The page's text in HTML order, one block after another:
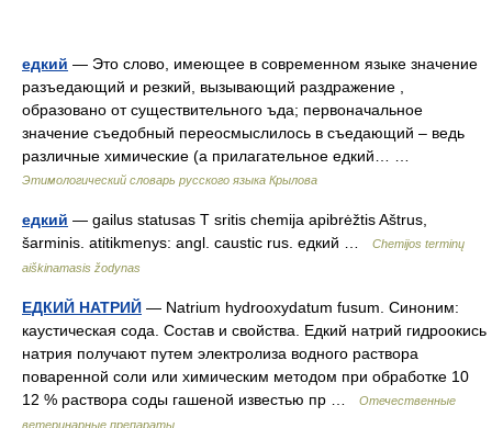
едкий — Это слово, имеющее в современном языке значение
разъедающий и резкий, вызывающий раздражение ,
образовано от существительного ъда; первоначальное
значение съедобный переосмыслилось в съедающий – ведь
различные химические (а прилагательное едкий… …
Этимологический словарь русского языка Крылова
едкий — gailus statusas T sritis chemija apibrėžtis Aštrus,
šarminis. atitikmenys: angl. caustic rus. едкий …
Chemijos terminų
aiškinamasis žodynas
ЕДКИЙ НАТРИЙ — Natrium hydrooxydatum fusum. Синоним:
каустическая сода. Состав и свойства. Едкий натрий гидроокись
натрия получают путем электролиза водного раствора
поваренной соли или химическим методом при обработке 10
12 % раствора соды гашеной известью пр …
Отечественные
ветеринарные препараты